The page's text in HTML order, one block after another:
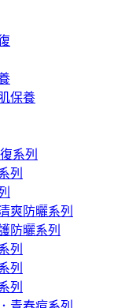
保養
系列
列
爽防曬系列
防曬系列
列
列
列